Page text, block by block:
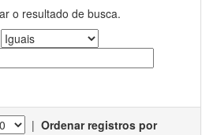
o resultado de busca.
| Ordenar registros por